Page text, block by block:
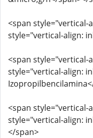
<span style="vertical-
style="vertical-align:
<span style="vertical-
style="vertical-align:
<span style="vertical-
style="vertical-align:
</span>